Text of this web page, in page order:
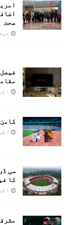
صحت
جولائی
اگست
اگست
سی
کا
اگست